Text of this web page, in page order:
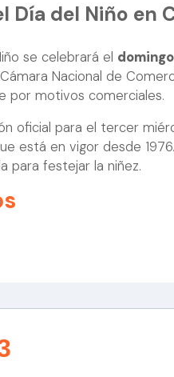
Día del Niño en
se celebrará el
Nacional de
por motivos comerciales.
oficial para el tercer
está en vigor desde
para festejar la niñez.